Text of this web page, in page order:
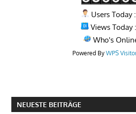
Users Today
Views Today
Who's
Powered By WPS
NEUESTE BEITRÄGE